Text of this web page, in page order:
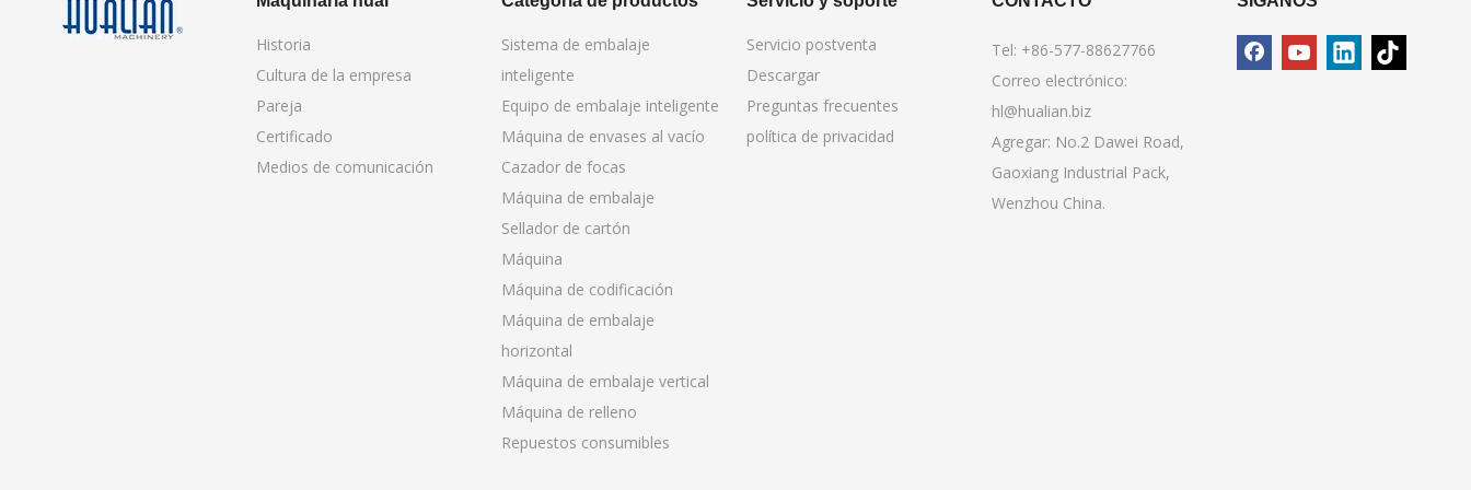
Historia
Cultura de la empresa
Pareja
Certificado
Medios de comunicación
Sistema de embalaje
inteligente
Equipo de embalaje inteligente
Máquina de envases al vacío
Cazador de focas
Máquina de embalaje
Sellador de cartón
Máquina
Máquina de codificación
Máquina de embalaje
horizontal
Máquina de embalaje vertical
Máquina de relleno
Repuestos consumibles
Servicio postventa
Descargar
Preguntas frecuentes
política de privacidad
Tel: +86-577-88627766
Correo electrónico:
hl@hualian.biz
Agregar: No.2 Dawei Road,
Gaoxiang Industrial Pack,
Wenzhou China.